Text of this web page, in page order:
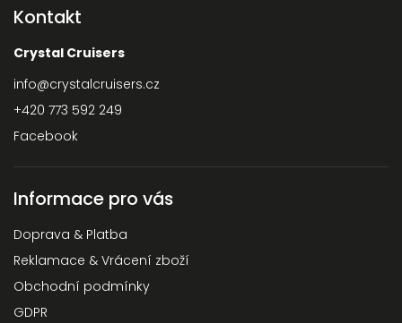
Kontakt
Crystal Cruisers
info@crystalcruisers.cz
+420 773 592 249
Facebook
Informace pro vás
Doprava & Platba
Reklamace & Vrácení zboží
Obchodní podmínky
GDPR